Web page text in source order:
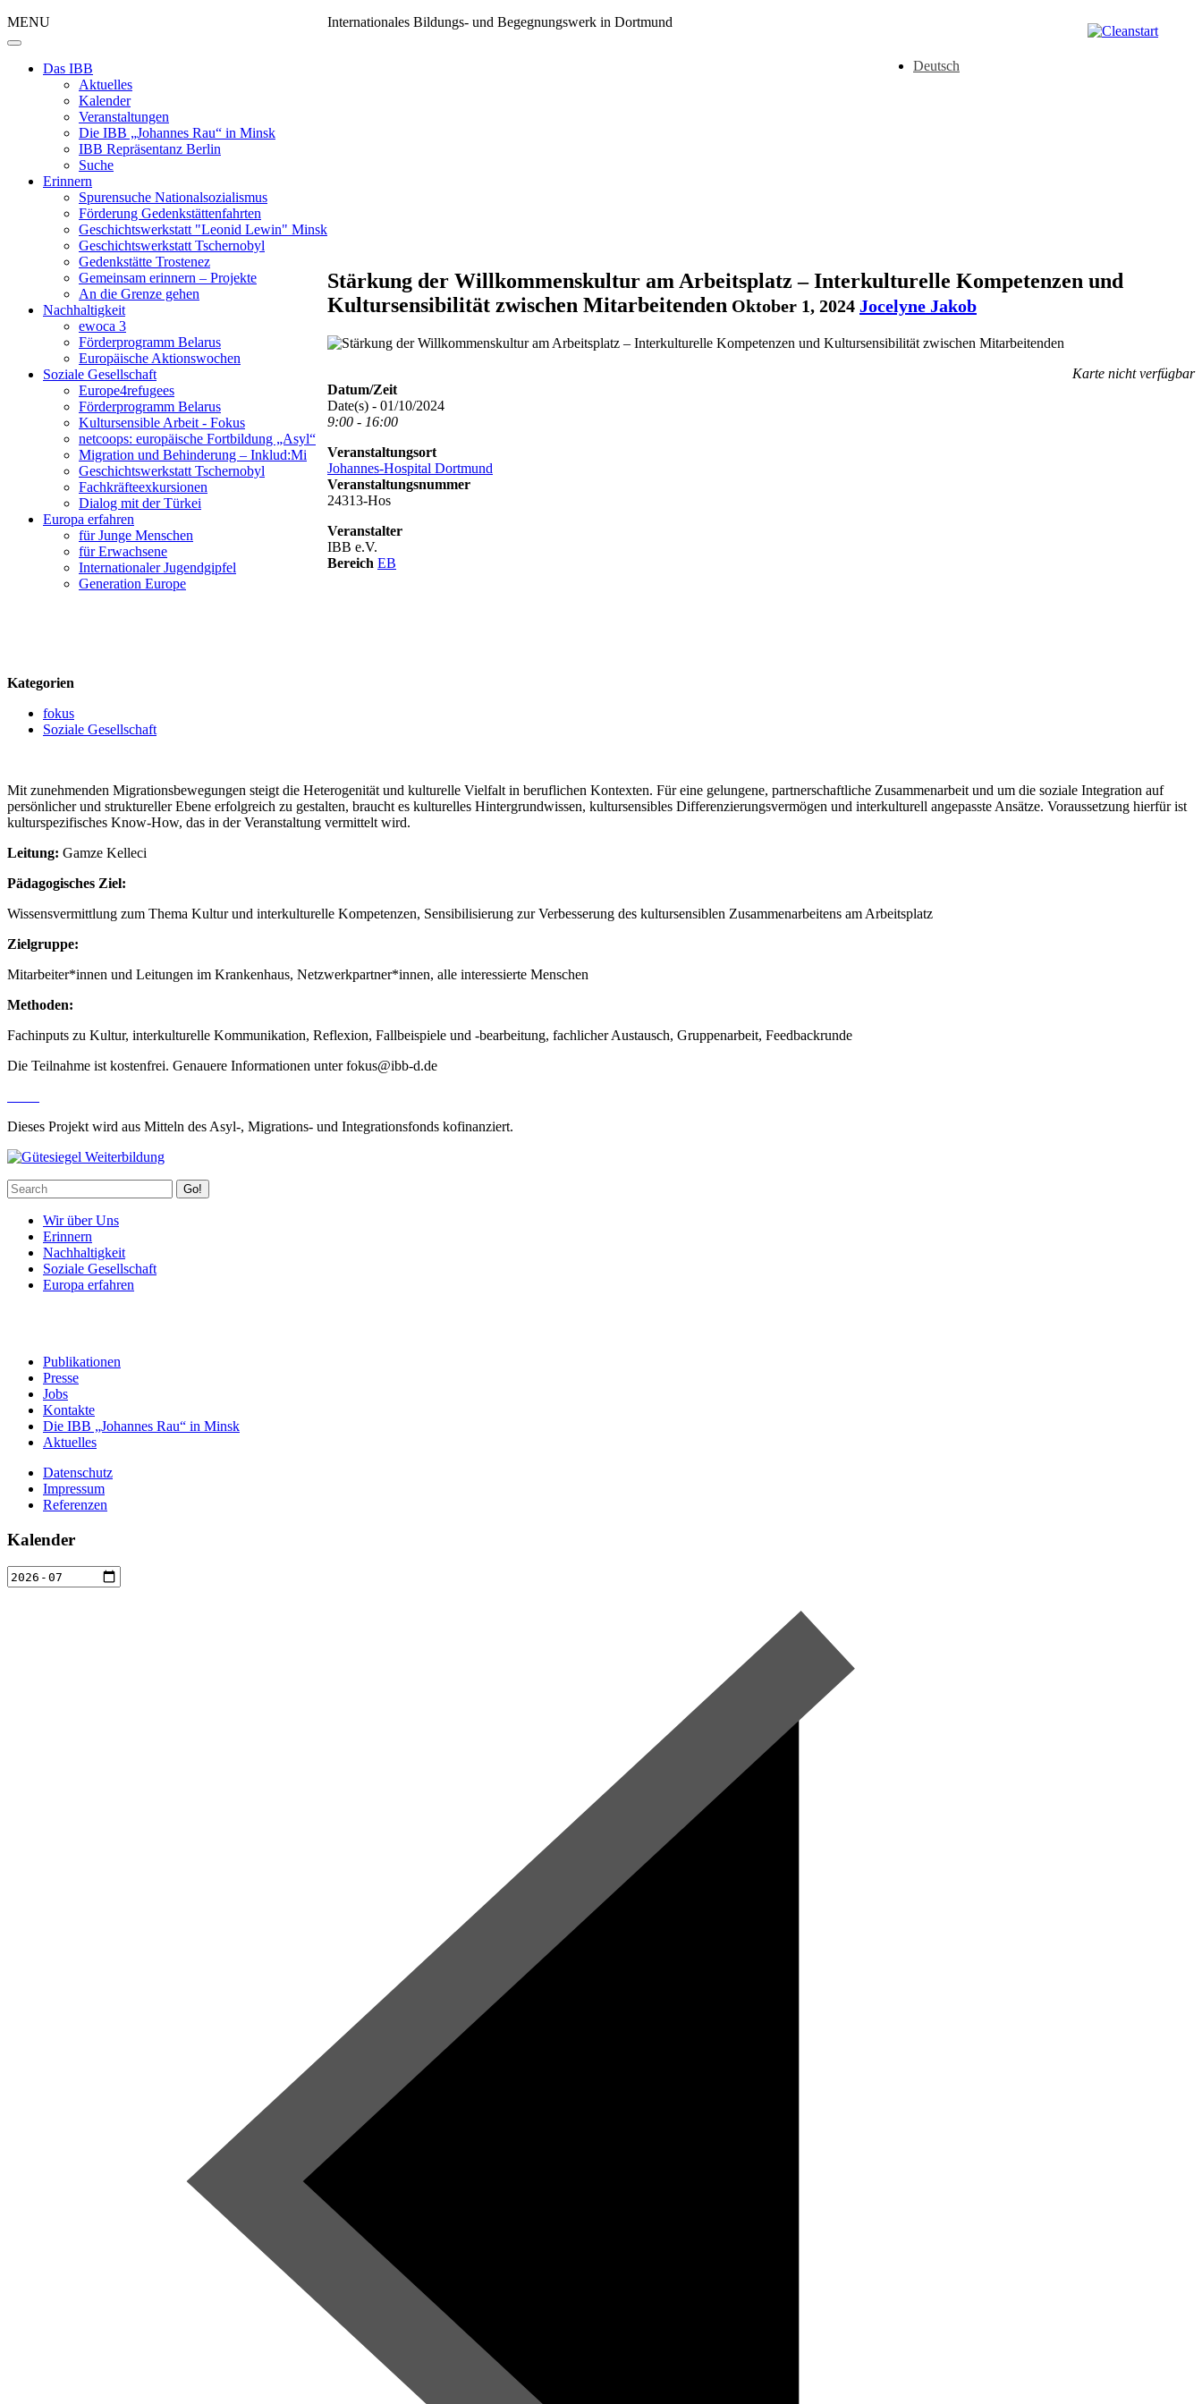
Deutsch
MENU
Das IBB
Aktuelles
Kalender
Veranstaltungen
Die IBB „Johannes Rau“ in Minsk
IBB Repräsentanz Berlin
Suche
Erinnern
Spurensuche Nationalsozialismus
Förderung Gedenkstättenfahrten
Geschichtswerkstatt "Leonid Lewin" Minsk
Geschichtswerkstatt Tschernobyl
Gedenkstätte Trostenez
Gemeinsam erinnern – Projekte
An die Grenze gehen
Nachhaltigkeit
ewoca 3
Förderprogramm Belarus
Europäische Aktionswochen
Soziale Gesellschaft
Europe4refugees
Förderprogramm Belarus
Kultursensible Arbeit - Fokus
netcoops: europäische Fortbildung „Asyl“
Migration und Behinderung – Inklud:Mi
Geschichtswerkstatt Tschernobyl
Fachkräfteexkursionen
Dialog mit der Türkei
Europa erfahren
für Junge Menschen
für Erwachsene
Internationaler Jugendgipfel
Generation Europe
Internationales Bildungs- und Begegnungswerk in Dortmund
Stärkung der Willkommenskultur am Arbeitsplatz – Interkulturelle Kompetenzen und
Kultursensibilität zwischen Mitarbeitenden Oktober 1, 2024 Jocelyne Jakob
Karte nicht verfügbar
Datum/Zeit
Date(s) - 01/10/2024
9:00 - 16:00
Veranstaltungsort
Johannes-Hospital Dortmund
Veranstaltungsnummer
24313-Hos
Veranstalter
IBB e.V.
Bereich EB
Kategorien
fokus
Soziale Gesellschaft
Mit zunehmenden Migrationsbewegungen steigt die Heterogenität und kulturelle Vielfalt in beruflichen Kontexten. Für eine gelungene, partnerschaftliche Zusammenarbeit und um die soziale Integration auf
persönlicher und struktureller Ebene erfolgreich zu gestalten, braucht es kulturelles Hintergrundwissen, kultursensibles Differenzierungsvermögen und interkulturell angepasste Ansätze. Voraussetzung hierfür ist
kulturspezifisches Know-How, das in der Veranstaltung vermittelt wird.
Leitung: Gamze Kelleci
Pädagogisches Ziel:
Wissensvermittlung zum Thema Kultur und interkulturelle Kompetenzen, Sensibilisierung zur Verbesserung des kultursensiblen Zusammenarbeitens am Arbeitsplatz
Zielgruppe:
Mitarbeiter*innen und Leitungen im Krankenhaus, Netzwerkpartner*innen, alle interessierte Menschen
Methoden:
Fachinputs zu Kultur, interkulturelle Kommunikation, Reflexion, Fallbeispiele und -bearbeitung, fachlicher Austausch, Gruppenarbeit, Feedbackrunde
Die Teilnahme ist kostenfrei. Genauere Informationen unter fokus@ibb-d.de
Dieses Projekt wird aus Mitteln des Asyl-, Migrations- und Integrationsfonds kofinanziert.
Go!
Wir über Uns
Erinnern
Nachhaltigkeit
Soziale Gesellschaft
Europa erfahren
Publikationen
Presse
Jobs
Kontakte
Die IBB „Johannes Rau“ in Minsk
Aktuelles
Datenschutz
Impressum
Referenzen
Kalender